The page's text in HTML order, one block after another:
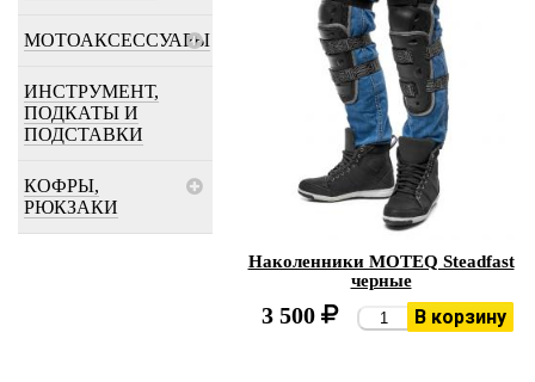
МОТОАКСЕССУАРЫ
ИНСТРУМЕНТ,
ПОДКАТЫ И
ПОДСТАВКИ
КОФРЫ,
РЮКЗАКИ
Наколенники MOTEQ Steadfast
черные
3 500 В корзину